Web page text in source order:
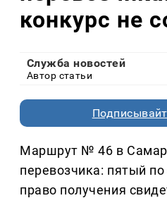
конкурс не
Служба новостей
Автор статьи
Маршрут № 46 в
перевозчика: пятый по
право получения